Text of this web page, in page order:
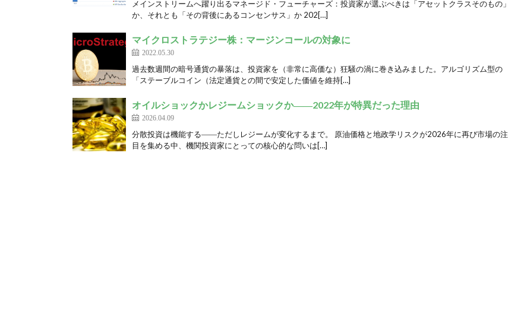
メインストリームへ躍り出るマネージド・フューチャーズ：投資家が選ぶべきは「アセットクラスそのもの」
か、それとも「その背後にあるコンセンサス」か 202[…]
マイクロストラテジー株：マージンコールの対象に
2022.05.30
過去数週間の暗号通貨の暴落は、投資家を（非常に高価な）狂騒の渦に巻き込みました。アルゴリズム型の
「ステーブルコイン（法定通貨との間で安定した価値を維持[…]
オイルショックかレジームショックか――2022年が特異だった理由
2026.04.09
分散投資は機能する――ただしレジームが変化するまで。 原油価格と地政学リスクが2026年に再び市場の注
目を集める中、機関投資家にとっての核心的な問いは[…]